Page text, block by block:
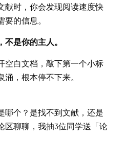
献时，你会发现阅读速度快
的信息。
不是你的主人。
空白文档，敲下第一个小标
，根本停不下来。
哪个？是找不到文献，还是
区聊聊，我抽3位同学送「论